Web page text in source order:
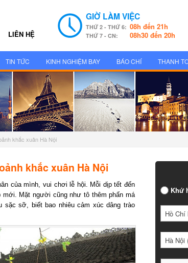
LIÊN HỆ
GIỜ LÀM VIỆC
THỨ 2 - THỨ 6:08h đến 21h
THỨ 7 - CN: 08h30 đến 20h
TIN TỨC KINH NGHIỆM BAY BÁO CHÍ THANH
khắc xuân Hà Nội
khắc xuân Hà Nội
của mình, vui chơi lễ hội. Mỗi dịp tết đến
Mặt người cũng như tô thêm phấn má
sỡ, biết bao nhiêu cảm xúc dâng trào
Khứ
Hồ Chí
Hà Nội